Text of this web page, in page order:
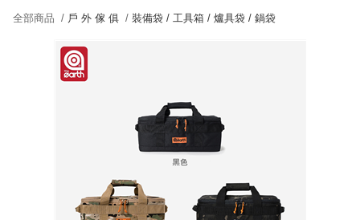
全部商品 / 戶 外 傢 俱 /裝備袋 / 工具箱 / 爐具袋 / 鍋袋